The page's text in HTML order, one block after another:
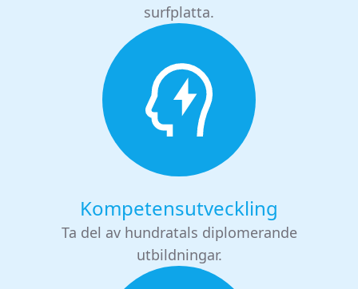
surfplatta.
Kompetensutveckling
Ta del av hundratals diplomerande
utbildningar.